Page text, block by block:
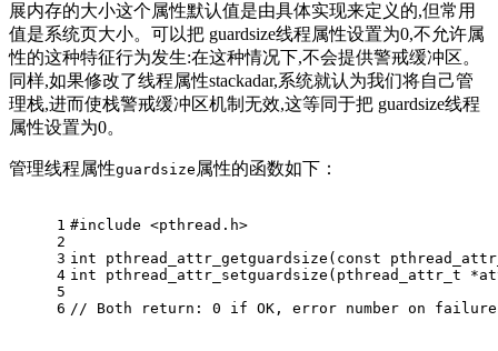
展内存的大小这个属性默认值是由具体实现来定义的,但常用
值是系统页大小。可以把 guardsize线程属性设置为0,不允许属
性的这种特征行为发生:在这种情况下,不会提供警戒缓冲区。
同样,如果修改了线程属性stackadar,系统就认为我们将自己管
理栈,进而使栈警戒缓冲区机制无效,这等同于把 guardsize线程
属性设置为0。
管理线程属性guardsize 属性的函数如下：
1
2
3
4
5
6
#include <pthread.h>
int
pthread_attr_getguardsize ( const
int
pthread_attr_setguardsize ( pthread_attr_t
// Both return: 0 if OK, error number on failure